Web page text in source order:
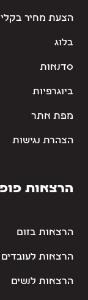
הצעת מחיר
בלוג
סדנאות
ביוגרפיות
מפת אתר
הצהרת נגישות
הרצאות
הרצאות בזום
הרצאות לעובדים
הרצאות לנשים